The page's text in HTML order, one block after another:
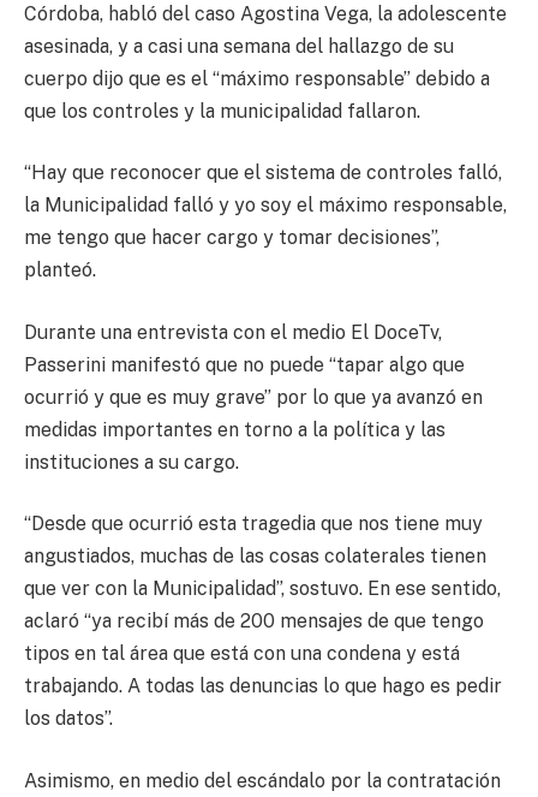
Córdoba, habló del caso Agostina Vega, la adolescente
asesinada, y a casi una semana del hallazgo de su
cuerpo dijo que es el “máximo responsable” debido a
que los controles y la municipalidad fallaron.
“Hay que reconocer que el sistema de controles falló,
la Municipalidad falló y yo soy el máximo responsable,
me tengo que hacer cargo y tomar decisiones”,
planteó.
Durante una entrevista con el medio El DoceTv,
Passerini manifestó que no puede “tapar algo que
ocurrió y que es muy grave” por lo que ya avanzó en
medidas importantes en torno a la política y las
instituciones a su cargo.
“Desde que ocurrió esta tragedia que nos tiene muy
angustiados, muchas de las cosas colaterales tienen
que ver con la Municipalidad”, sostuvo. En ese sentido,
aclaró “ya recibí más de 200 mensajes de que tengo
tipos en tal área que está con una condena y está
trabajando. A todas las denuncias lo que hago es pedir
los datos”.
Asimismo, en medio del escándalo por la contratación